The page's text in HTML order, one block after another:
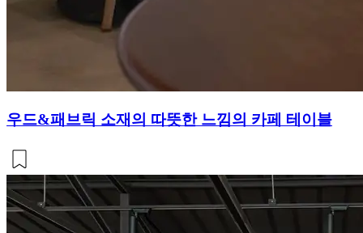
우드&패브릭 소재의 따뜻한 느낌의 카페 테이블